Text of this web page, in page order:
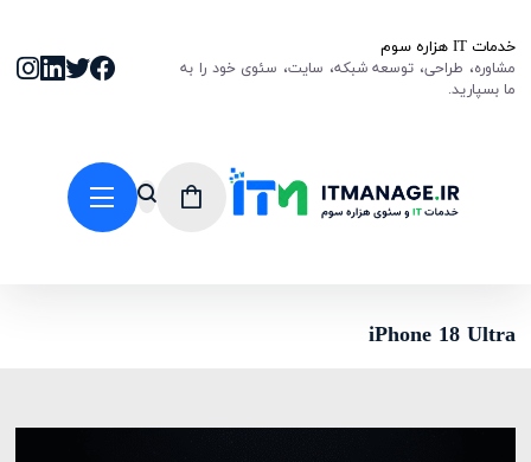
خدمات IT هزاره سوم
مشاوره، طراحی، توسعه شبکه، سایت، سئوی خود را به
ما بسپارید.
iPhone 18 Ultra